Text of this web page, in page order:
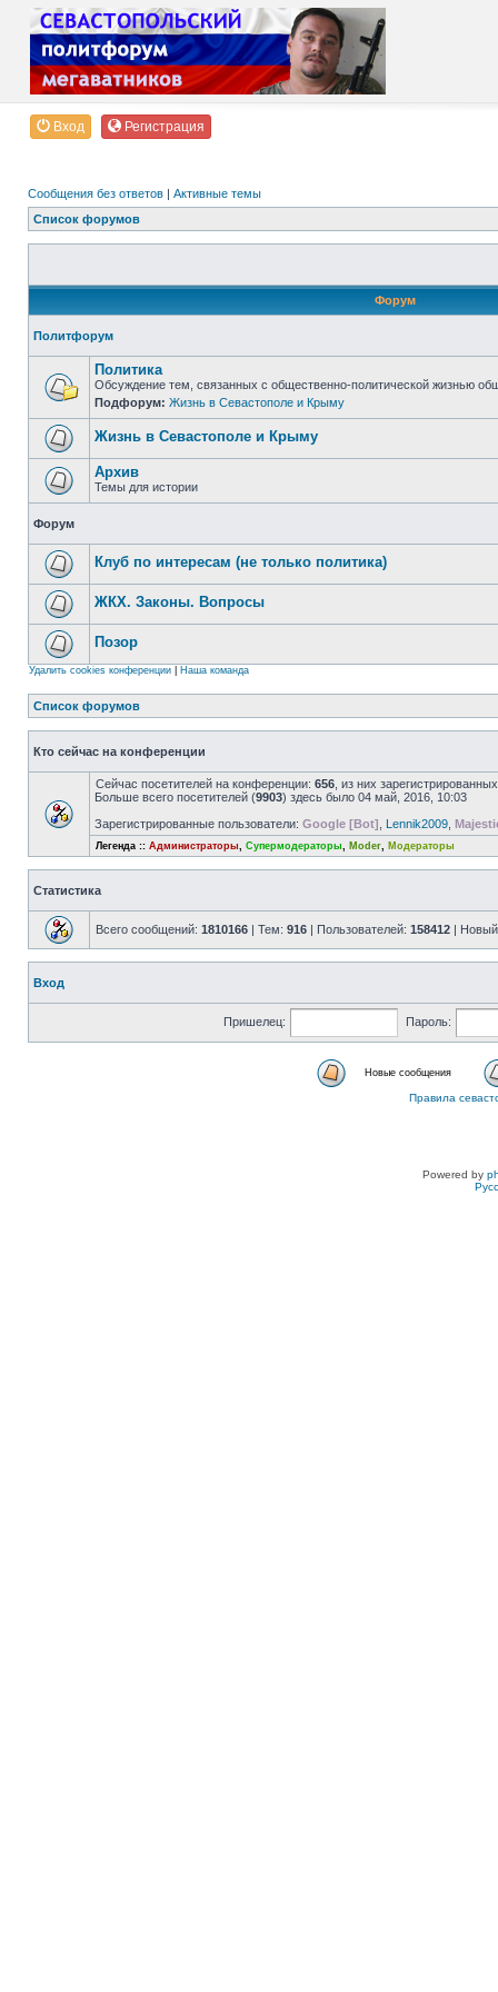
Вход Регистрация
Сообщения без ответов | Активные темы
Список форумов
Форум
Политфорум
Политика
Обсуждение тем, связанных с общественно-политической жизнью
Подфорум: Жизнь в Севастополе и Крыму
Жизнь в Севастополе и Крыму
Архив
Темы для истории
Форум
Клуб по интересам (не только политика)
ЖКХ. Законы. Вопросы
Позор
Удалить cookies конференции Наша команда
Список форумов
Кто сейчас на конференции
Сейчас посетителей на конференции: 656 , из них
Больше всего посетителей (9903) здесь было 04 май, 2016, 10:03
Зарегистрированные пользователи: Google [Bot] Lennik2009
Легенда :: Администраторы, Супермодераторы, Moder, Модераторы
Статистика
Всего сообщений: 1810166 | Тем: 916 | Пользователей: 158412 |
Вход
Пришелец: Пароль:
Новые сообщения
Правила
Powered by